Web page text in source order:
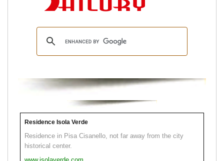
Residence Isola Verde
Residence in Pisa Cisanello, not far away from the city
historical center.